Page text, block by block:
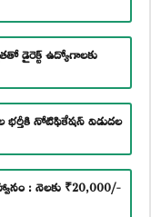
డైరెక్ట్ ఉద్యోగాలకు
నోటిఫికేషన్ విడుదల
: నెలకు ₹20,000/-